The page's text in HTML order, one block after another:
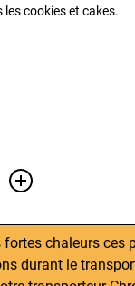
cookies et cakes.
+
chaleurs ces
durant le